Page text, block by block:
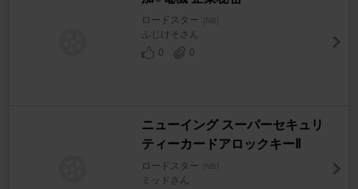
ロードスター [NB]
ふじけそさん
0
0
ニューイング スーパーセキュリ
ティーカードアロックキーⅡ
ロードスター [NB]
ミッドさん